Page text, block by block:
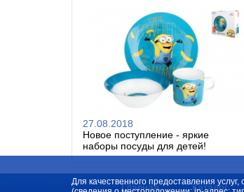
27.08.2018
Новое поступление - яркие
наборы посуды для детей!
Главная Каталог
Для качественного предоставления